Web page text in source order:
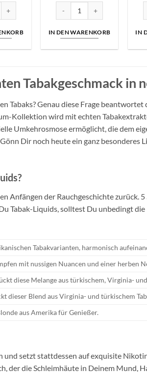
IN DEN WARENKORB IN
Tabakgeschmack in
Tabaks? Genau diese Frage
Kollektion wird mit echten
Umkehrosmose ermöglicht, die dem
Dir noch heute ein ganz besonderes
Anfängen der Rauchgeschichte zurück.
Tabak-Liquids, solltest Du unbedingt
Tabakvarianten, harmonisch
mit nussigen Nuancen und einer herben
diese Melange aus türkischem, Virginia-
dieser Blend aus Virginia- und türkischem
aus Amerika für Genießer.
setzt stattdessen auf exquisite
der die Schleimhäute in Deinem Mund,